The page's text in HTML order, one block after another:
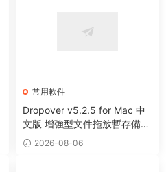
常用軟件
Dropover v5.2.5 for Mac 中
文版 增強型文件拖放暫存備用
整理工具
2026-08-06